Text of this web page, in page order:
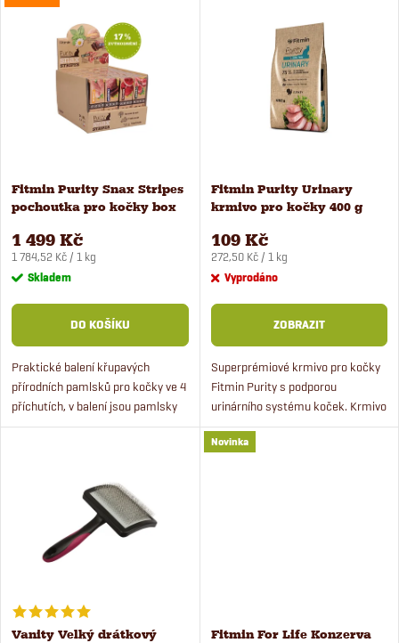
p
r
o
d
u
k
Nejdražší
Nejprodávanější
Abecedně
s
p
r
o
d
u
Fitmin Purity Snax Stripes
pochoutka pro kočky box
1 499 Kč
Měrná
cena:
1 784,52 Kč / 1 kg
Skladem
DO KOŠÍKU
Praktické balení křupavých
přírodních pamlsků pro kočky ve 4
příchutích, v balení jsou pamlsky
hovězí, kuřecí, zvěřinové a jehněčí.
Fitmin Purity Urinary
krmivo pro kočky 400 g
109 Kč
Měrná
cena:
272,50 Kč / 1 kg
Vyprodáno
ZOBRAZIT
Superprémiové krmivo pro kočky
Fitmin Purity s podporou
urinárního systému koček. Krmivo
obsahuje více jak 50 % masa,
funkční bylinky a je bez obilné.
Vanity Velký drátkový
Novinka
Fitmin For Life Konzerva